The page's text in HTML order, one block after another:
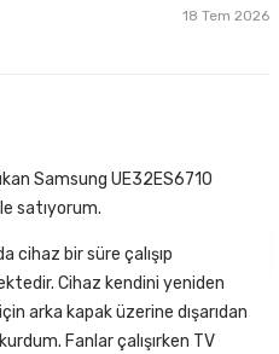
18 Tem 2026
Samsung UE32ES6710
satıyorum.
cihaz bir süre çalışıp
Cihaz kendini yeniden
arka kapak üzerine dışarıdan
Fanlar çalışırken TV